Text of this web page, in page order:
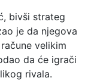
bivši strateg
je da njegova
velikim
da će igrači
rivala.